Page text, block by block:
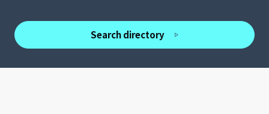
Search directory